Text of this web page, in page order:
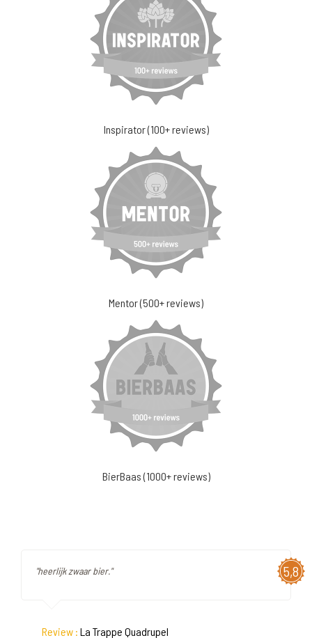
Inspirator (100+ reviews)
Mentor (500+ reviews)
BierBaas (1000+ reviews)
5,8
"heerlijk zwaar bier."
Review : La Trappe Quadrupel